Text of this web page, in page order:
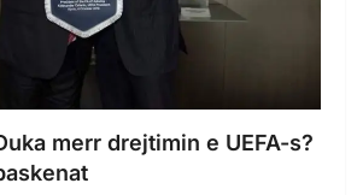
merr drejtimin e UEFA-s?